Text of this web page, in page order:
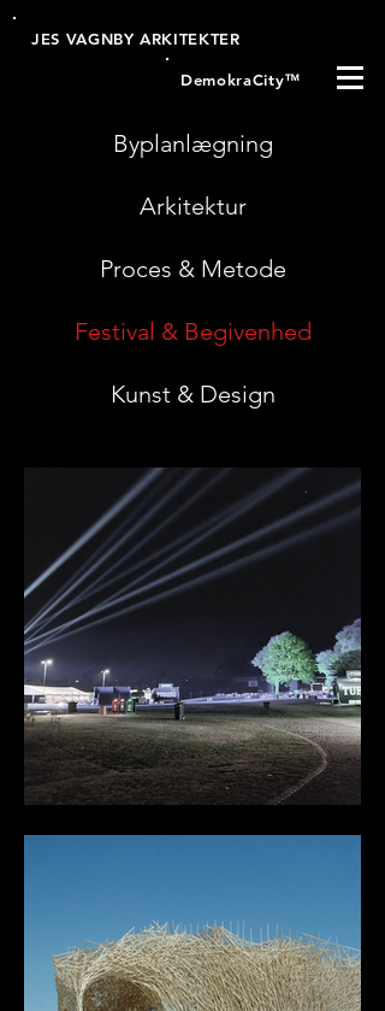
JES VAGNBY ARKITEKTER
DemokraCity™
Byplanlægning
Arkitektur
Proces & Metode
Festival & Begivenhed
Kunst & Design